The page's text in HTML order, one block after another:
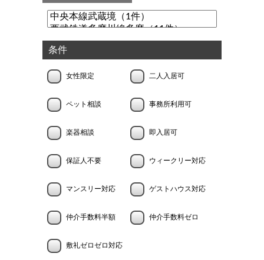
条件
女性限定 二人入居可
ペット相談 事務所利用可
楽器相談 即入居可
保証人不要 ウィークリー対応
マンスリー対応 ゲストハウス対応
仲介手数料半額 仲介手数料ゼロ
敷礼ゼロゼロ対応